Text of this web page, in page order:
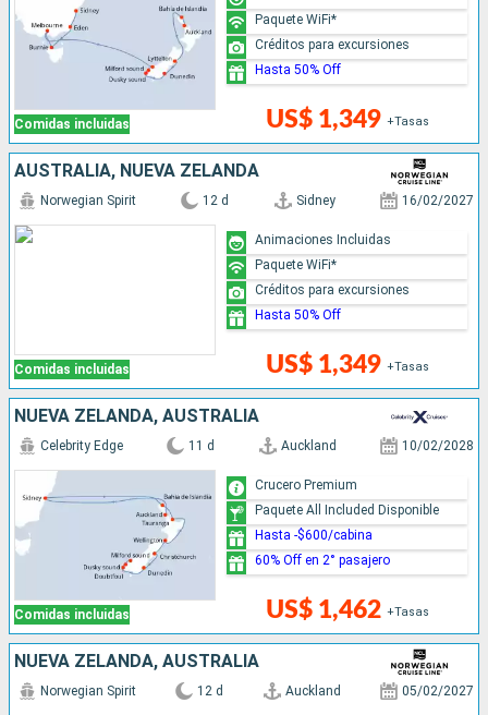
Comidas incluidas US$ 1,349 +Tasas
Paquete WiFi*
Créditos para excursiones
Hasta 50% Off
AUSTRALIA, NUEVA ZELANDA
Comidas incluidas
Norwegian Spirit 12 d Sidney 16/02/2027
US$ 1,349 +Tasas
Animaciones Incluidas
Paquete WiFi*
Créditos para excursiones
Hasta 50% Off
NUEVA ZELANDA, AUSTRALIA
Comidas incluidas
Celebrity Edge 11 d Auckland 10/02/2028
US$ 1,462 +Tasas
Crucero Premium
Paquete All Included Disponible
Hasta -$600/cabina
60% Off en 2° pasajero
NUEVA ZELANDA, AUSTRALIA
Norwegian Spirit 12 d Auckland 05/02/2027